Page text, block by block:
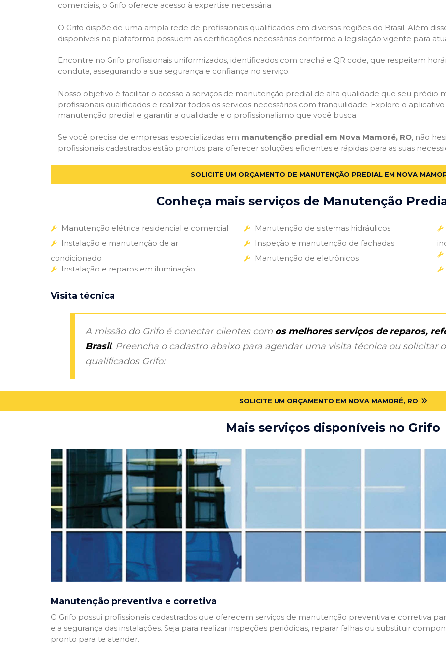
comerciais, o Grifo oferece acesso à expertise necessária.
O Grifo dispõe de uma ampla rede de profissionais qualificados em diversas regiões do Brasil. Além
disponíveis na plataforma possuem as certificações necessárias conforme a legislação vigente para
Encontre no Grifo profissionais uniformizados, identificados com crachá e QR code, que respeitam
conduta, assegurando a sua segurança e confiança no serviço.
Nosso objetivo é facilitar o acesso a serviços de manutenção predial de alta qualidade que seu prédio
profissionais qualificados e realizar todos os serviços necessários com tranquilidade. Explore o
manutenção predial e garantir a qualidade e o profissionalismo que você busca.
Se você precisa de empresas especializadas em manutenção predial em Nova Mamoré, RO, não
profissionais cadastrados estão prontos para oferecer soluções eficientes e rápidas para as suas
SOLICITE UM ORÇAMENTO DE MANUTENÇÃO PREDIAL EM NOVA
Conheça mais serviços de Manutenção
Manutenção elétrica residencial e comercial
Instalação e manutenção de ar
condicionado
Instalação e reparos em iluminação
Manutenção de sistemas hidráulicos
Inspeção e manutenção de fachadas
Manutenção de eletrônicos
Visita técnica
A missão do Grifo é conectar clientes com os melhores serviços de reparos,
Brasil. Preencha o cadastro abaixo para agendar uma visita técnica ou solicitar
qualificados Grifo:
SOLICITE UM ORÇAMENTO EM NOVA MAMORÉ, RO
Mais serviços disponíveis no Grifo
Manutenção preventiva e corretiva
O Grifo possui profissionais cadastrados que oferecem serviços de manutenção preventiva e corretiva
e a segurança das instalações. Seja para realizar inspeções periódicas, reparar falhas ou substituir
pronto para te atender.